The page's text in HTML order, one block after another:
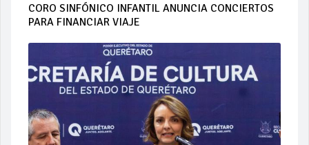
CORO SINFÓNICO INFANTIL ANUNCIA CONCIERTOS
PARA FINANCIAR VIAJE